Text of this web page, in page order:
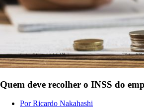
Quem deve recolher o INSS do
PorRicardo Nakahashi